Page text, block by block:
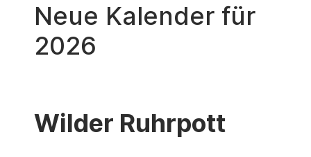
Neue Kalender für
2026
Wilder Ruhrpott